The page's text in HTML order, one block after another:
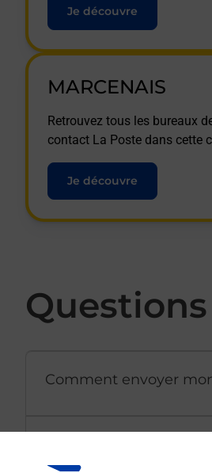
Je découvre
MARCENAIS
Retrouvez tous les bureaux
contact La Poste dans cette
Je découvre
Comment envoyer